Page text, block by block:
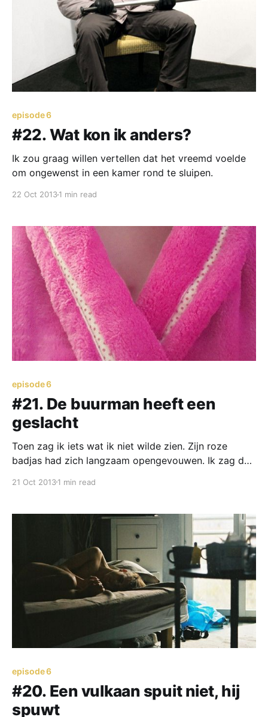
episode 6
#22. Wat kon ik anders?
Ik zou graag willen vertellen dat het vreemd voelde
om ongewenst in een kamer rond te sluipen.
22 Oct 20131 min read
episode 6
#21. De buurman heeft een
geslacht
Toen zag ik iets wat ik niet wilde zien. Zijn roze
badjas had zich langzaam opengevouwen. Ik zag dat
oerwoud van schaamhaar naar buiten: Zijn piemel.
21 Oct 20131 min read
episode 6
#20. Een vulkaan spuit niet, hij
spuwt